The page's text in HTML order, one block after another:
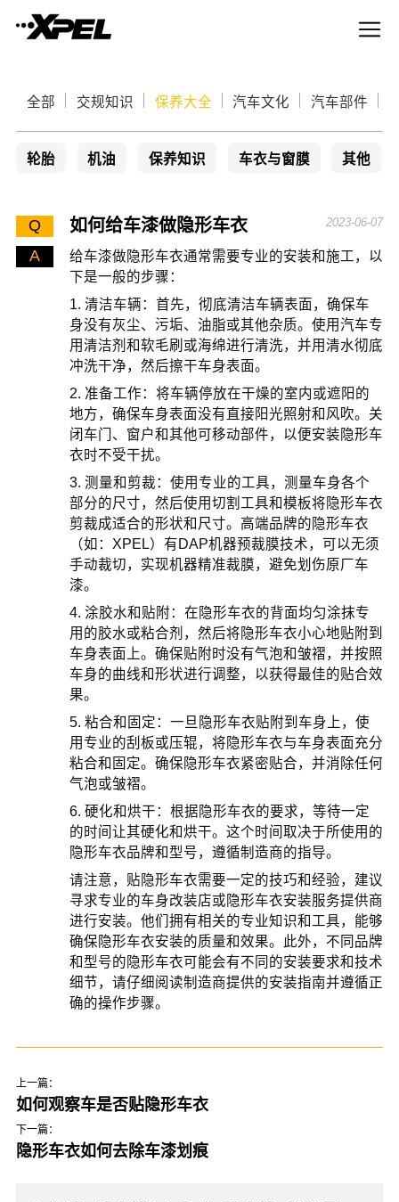
全部 交规知识 保养大全 汽车文化 汽车部件
轮胎 机油 保养知识 车衣与窗膜 其他
Q 如何给车漆做隐形车衣 2023-06-07
A
给车漆做隐形车衣通常需要专业的安装和施工，以
下是一般的步骤：
1. 清洁车辆：首先，彻底清洁车辆表面，确保车
身没有灰尘、污垢、油脂或其他杂质。使用汽车专
用清洁剂和软毛刷或海绵进行清洗，并用清水彻底
冲洗干净，然后擦干车身表面。
2. 准备工作：将车辆停放在干燥的室内或遮阳的
地方，确保车身表面没有直接阳光照射和风吹。关
闭车门、窗户和其他可移动部件，以便安装隐形车
衣时不受干扰。
3. 测量和剪裁：使用专业的工具，测量车身各个
部分的尺寸，然后使用切割工具和模板将隐形车衣
剪裁成适合的形状和尺寸。高端品牌的隐形车衣
（如：XPEL）有DAP机器预裁膜技术，可以无须
手动裁切，实现机器精准裁膜，避免划伤原厂车
漆。
4. 涂胶水和贴附：在隐形车衣的背面均匀涂抹专
用的胶水或粘合剂，然后将隐形车衣小心地贴附到
车身表面上。确保贴附时没有气泡和皱褶，并按照
车身的曲线和形状进行调整，以获得最佳的贴合效
果。
5. 粘合和固定：一旦隐形车衣贴附到车身上，使
用专业的刮板或压辊，将隐形车衣与车身表面充分
粘合和固定。确保隐形车衣紧密贴合，并消除任何
气泡或皱褶。
6. 硬化和烘干：根据隐形车衣的要求，等待一定
的时间让其硬化和烘干。这个时间取决于所使用的
隐形车衣品牌和型号，遵循制造商的指导。
请注意，贴隐形车衣需要一定的技巧和经验，建议
寻求专业的车身改装店或隐形车衣安装服务提供商
进行安装。他们拥有相关的专业知识和工具，能够
确保隐形车衣安装的质量和效果。此外，不同品牌
和型号的隐形车衣可能会有不同的安装要求和技术
细节，请仔细阅读制造商提供的安装指南并遵循正
确的操作步骤。
上一篇：
如何观察车是否贴隐形车衣
下一篇：
隐形车衣如何去除车漆划痕